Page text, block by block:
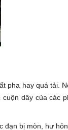
pha hay quá tải.
dây của các
đạn bị mòn, hư